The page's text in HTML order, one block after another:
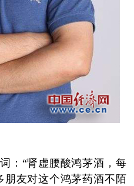
“肾虚腰酸鸿茅酒，每
朋友对这个鸿茅药酒不陌